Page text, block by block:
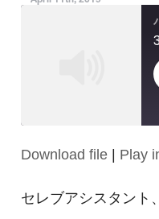
SHARE
LINK
Download file | Play
セレブアシスタント